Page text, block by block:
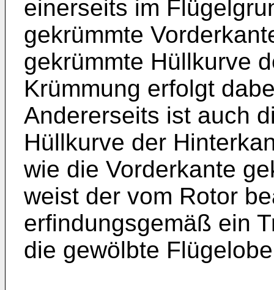
einerseits im
gekrümmte
gekrümmte Hüllkurve
Krümmung erfolgt
Andererseits ist auch
Hüllkurve der
wie die Vorderkante
weist der vom Rotor
erfindungsgemäß ein
die gewölbte